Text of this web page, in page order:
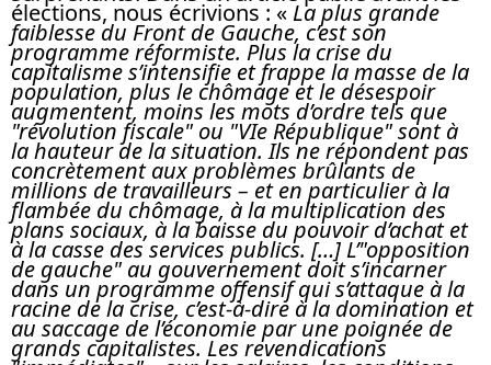
élections, nous écrivions : « La plus grande
faiblesse du Front de Gauche, c’est son
programme réformiste. Plus la crise du
capitalisme s’intensifie et frappe la masse de la
population, plus le chômage et le désespoir
augmentent, moins les mots d’ordre tels que
"révolution fiscale" ou "VIe République" sont à
la hauteur de la situation. Ils ne répondent pas
concrètement aux problèmes brûlants de
millions de travailleurs – et en particulier à la
flambée du chômage, à la multiplication des
plans sociaux, à la baisse du pouvoir d’achat et
à la casse des services publics. […] L’"opposition
de gauche" au gouvernement doit s’incarner
dans un programme offensif qui s’attaque à la
racine de la crise, c’est-à-dire à la domination et
au saccage de l’économie par une poignée de
grands capitalistes. Les revendications